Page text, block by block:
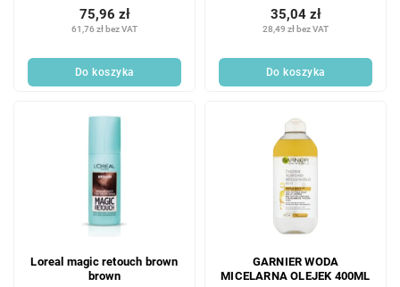
specjalistyczny duopack
61,76 zł bez VAT
75,96 zł
Do koszyka
28,49 zł bez VAT
35,04 zł
Do koszyka
Loreal magic retouch brown
brown
GARNIER WODA
MICELARNA OLEJEK 400ML